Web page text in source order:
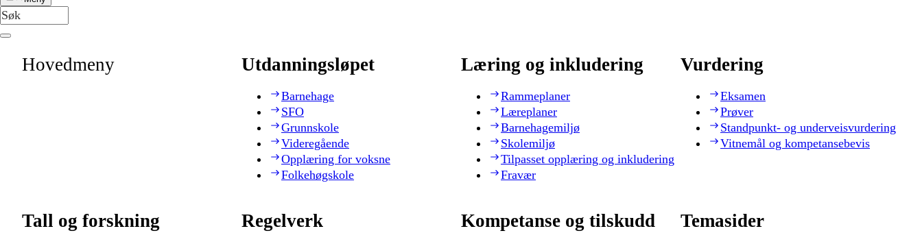
Hovedmeny Utdanningsløpet
Barnehage
SFO
Grunnskole
Videregående
Opplæring for voksne
Folkehøgskole
Læring og inkludering
Rammeplaner
Læreplaner
Barnehagemiljø
Skolemiljø
Tilpasset opplæring og inkludering
Fravær
Vurdering
Eksamen
Prøver
Standpunkt- og underveisvurdering
Vitnemål og kompetansebevis
Tall og forskning Regelverk Kompetanse og tilskudd Temasider